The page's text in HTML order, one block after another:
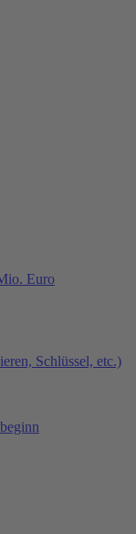
Euro
Schlüssel, etc.)